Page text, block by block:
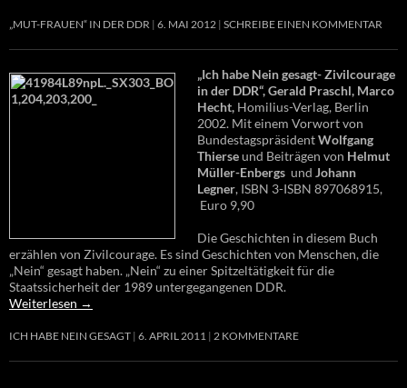
„MUT-FRAUEN“ IN DER DDR 6. MAI 2012 SCHREIBE EINEN KOMMENTAR
„Ich habe Nein gesagt- Zivilcourage
in der DDR“, Gerald Praschl, Marco
Hecht, Homilius-Verlag, Berlin
2002. Mit einem Vorwort von
BundestagspräsidentWolfgang
Thierseund Beiträgen von Helmut
Müller-Enbergs und Johann
Legner, ISBN 3-ISBN 897068915,
Euro 9,90
Die Geschichten in diesem Buch
erzählen von Zivilcourage. Es sind Geschichten von Menschen, die
„Nein“ gesagt haben. „Nein“ zu einer Spitzeltätigkeit für die
Staatssicherheit der 1989 untergegangenen DDR.
Weiterlesen →
ICH HABE NEIN GESAGT 6. APRIL 2011 2 KOMMENTARE